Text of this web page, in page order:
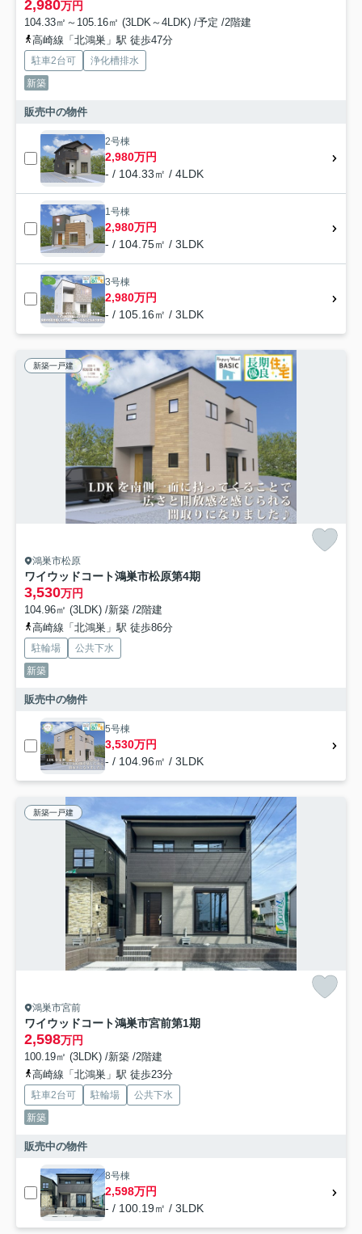
2,980万円
104.33㎡～105.16㎡ (3LDK～4LDK) /予定 /2階建
高崎線「北鴻巣」駅 徒歩47分
駐車2台可
浄化槽排水
新築
販売中の物件
2号棟
2,980万円
- / 104.33㎡ / 4LDK
1号棟
2,980万円
- / 104.75㎡ / 3LDK
3号棟
2,980万円
- / 105.16㎡ / 3LDK
新築一戸建
鴻巣市松原
ワイウッドコート鴻巣市松原第4期
3,530万円
104.96㎡ (3LDK) /新築 /2階建
高崎線「北鴻巣」駅 徒歩86分
駐輪場
公共下水
新築
販売中の物件
5号棟
3,530万円
- / 104.96㎡ / 3LDK
新築一戸建
鴻巣市宮前
ワイウッドコート鴻巣市宮前第1期
2,598万円
100.19㎡ (3LDK) /新築 /2階建
高崎線「北鴻巣」駅 徒歩23分
駐車2台可 駐輪場
公共下水
新築
販売中の物件
8号棟
2,598万円
- / 100.19㎡ / 3LDK